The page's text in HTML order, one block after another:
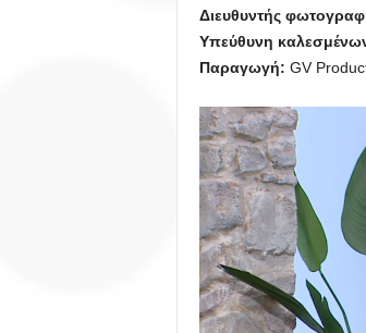
Διευθυντής
Υπεύθυνη
Παραγωγή: GV
Πρόγραμμα
Αναπαραγωγής
Βίντεο